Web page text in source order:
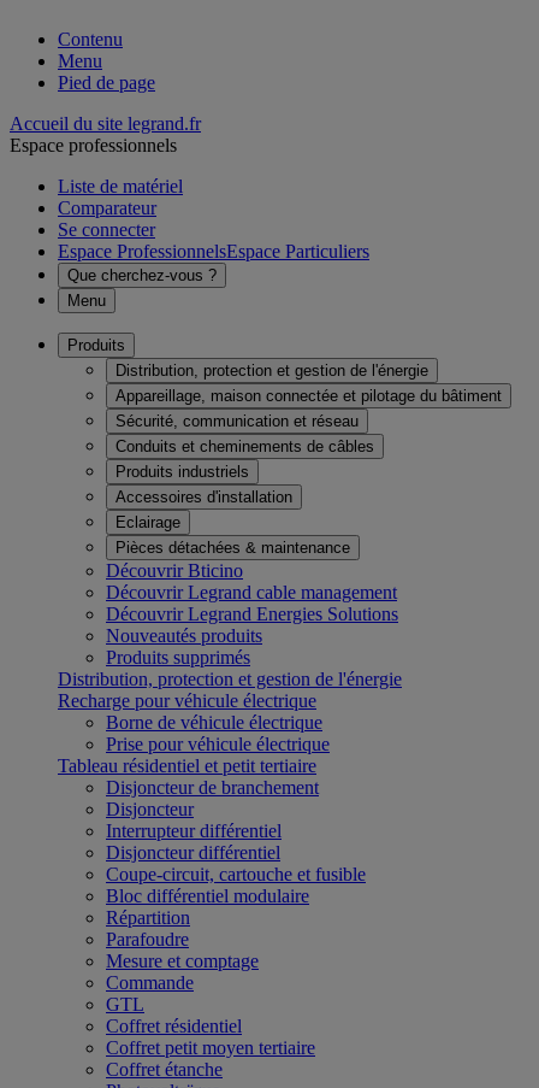
Contenu
Menu
Pied de page
Accueil du site legrand.fr
Espace professionnels
Liste de matériel
Comparateur
Se connecter
Espace ProfessionnelsEspace Particuliers
Que cherchez-vous ?
Menu
Produits
Distribution, protection et gestion de l'énergie
Appareillage, maison connectée et pilotage du bâtiment
Sécurité, communication et réseau
Conduits et cheminements de câbles
Produits industriels
Accessoires d'installation
Eclairage
Pièces détachées & maintenance
Découvrir Bticino
Découvrir Legrand cable management
Découvrir Legrand Energies Solutions
Nouveautés produits
Produits supprimés
Distribution, protection et gestion de l'énergie
Recharge pour véhicule électrique
Borne de véhicule électrique
Prise pour véhicule électrique
Tableau résidentiel et petit tertiaire
Disjoncteur de branchement
Disjoncteur
Interrupteur différentiel
Disjoncteur différentiel
Coupe-circuit, cartouche et fusible
Bloc différentiel modulaire
Répartition
Parafoudre
Mesure et comptage
Commande
GTL
Coffret résidentiel
Coffret petit moyen tertiaire
Coffret étanche